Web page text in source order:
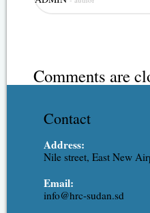
Comments are
Contact
Address:
Nile street, East New
Email:
info@hrc-sudan.sd